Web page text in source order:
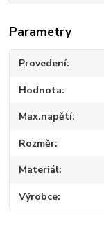
Parametry
Provedení
Hodnota
Max.napětí
Rozměr
Materiál
Výrobce